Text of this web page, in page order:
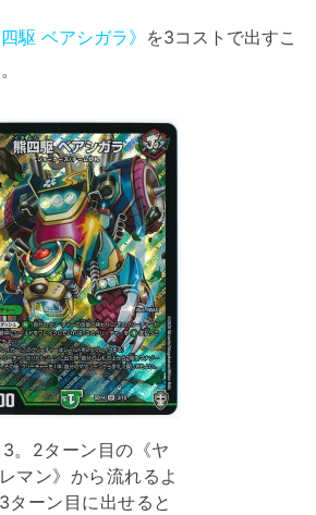
四駆 ベアシガラ》 を3コストで出すこ
。2ターン目の《ヤ
マン》から流れるよ
ターン目に出せると